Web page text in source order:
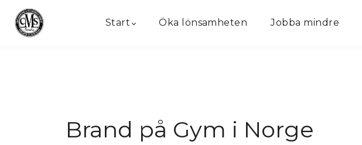
Start Öka lönsamheten Jobba mindre
Brand på Gym i Norge